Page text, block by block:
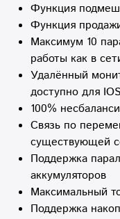
Функция
Функция
Максимум 10
работы как в
Удалённый
доступно для
100%
Связь по
существующей
Поддержка
аккумуляторов
Максимальный
Поддержка